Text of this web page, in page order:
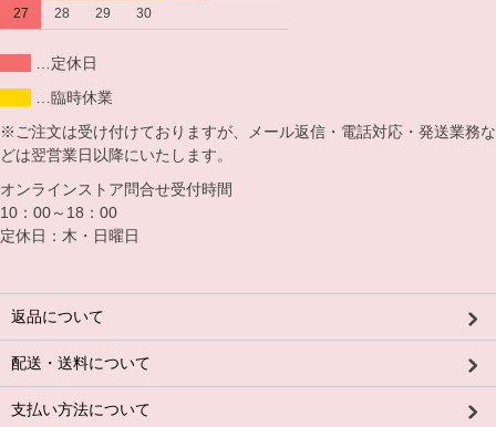
27
28 29 30
…定休日
…臨時休業
※ご注文は受け付けておりますが、メール返信・電話対応・発送業務な
どは翌営業日以降にいたします。
オンラインストア問合せ受付時間
10：00～18：00
定休日：木・日曜日
返品について
配送・送料について
支払い方法について